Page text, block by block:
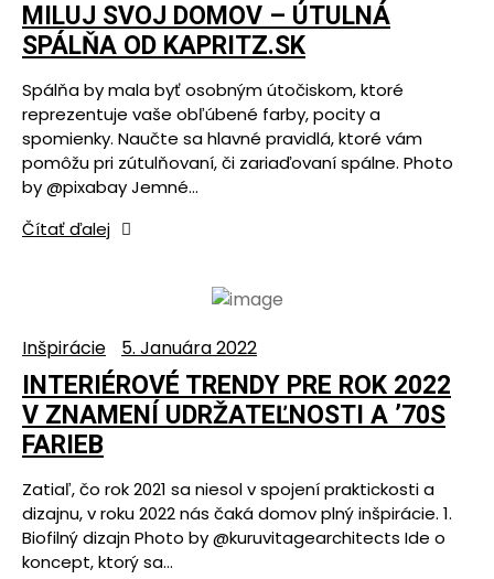
MILUJ SVOJ DOMOV – ÚTULNÁ
SPÁLŇA OD KAPRITZ.SK
Spálňa by mala byť osobným útočiskom, ktoré
reprezentuje vaše obľúbené farby, pocity a
spomienky. Naučte sa hlavné pravidlá, ktoré vám
pomôžu pri zútulňovaní, či zariaďovaní spálne. Photo
by @pixabay Jemné…
Čítať ďalej
Inšpirácie 5. Januára 2022
INTERIÉROVÉ TRENDY PRE ROK 2022
V ZNAMENÍ UDRŽATEĽNOSTI A ’70S
FARIEB
Zatiaľ, čo rok 2021 sa niesol v spojení praktickosti a
dizajnu, v roku 2022 nás čaká domov plný inšpirácie. 1.
Biofilný dizajn Photo by @kuruvitagearchitects Ide o
koncept, ktorý sa…